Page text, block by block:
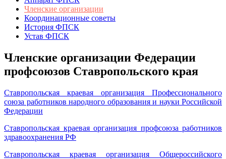
Членские организации
Координационные советы
История ФПСК
Устав ФПСК
Членские организации Федерации
профсоюзов Ставропольского края
Ставропольская краевая организация Профессионального
союза работников народного образования и науки Российской
Федерации
Ставропольская краевая организация профсоюза работников
здравоохранения РФ
Ставропольская краевая организация Общероссийского